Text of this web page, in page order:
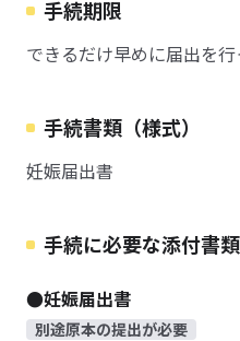
手続期限
できるだけ早めに届出を行
手続書類（様式）
妊娠届出書
手続に必要な添付書類
●妊娠届出書
別途原本の提出が必要